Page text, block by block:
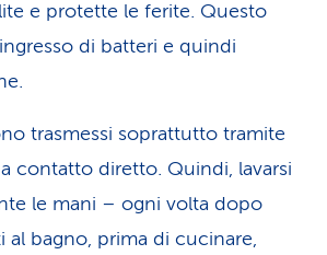
e protette le ferite. Questo
di batteri e quindi
trasmessi soprattutto tramite
contatto diretto. Quindi, lavarsi
le mani – ogni volta dopo
al bagno, prima di cucinare,